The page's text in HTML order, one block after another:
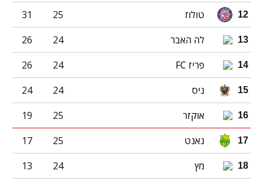
12 טולוז 25
31
13 לה האבר 24
26
14 פריז FC 24
26
15 ניס 24
24
16 אוקזר 25
19
17 נאנט 25
17
18 מץ 24
13